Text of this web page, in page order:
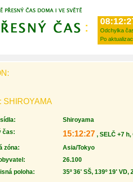
Odchylka
Po
SHIROYAMA
Shiroyama
čas:
15:12:27 , SELČ +7 h,
zóna:
Asia/Tokyo
26.100
poloha:
35º 36' SŠ, 139º 19' VD,